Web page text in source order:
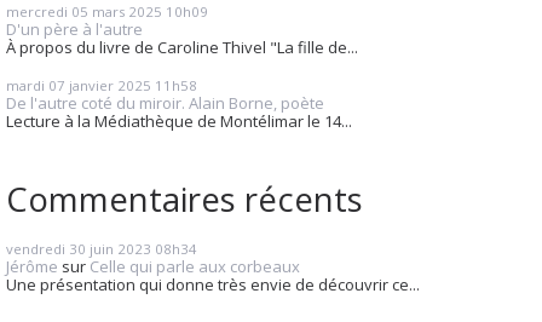
mercredi 05 mars 2025 10h09
D'un père à l'autre
À propos du livre de Caroline Thivel "La fille de...
mardi 07 janvier 2025 11h58
De l'autre coté du miroir. Alain Borne, poète
Lecture à la Médiathèque de Montélimar le 14...
Commentaires récents
vendredi 30 juin 2023 08h34
Jérôme sur Celle qui parle aux corbeaux
Une présentation qui donne très envie de découvrir ce...